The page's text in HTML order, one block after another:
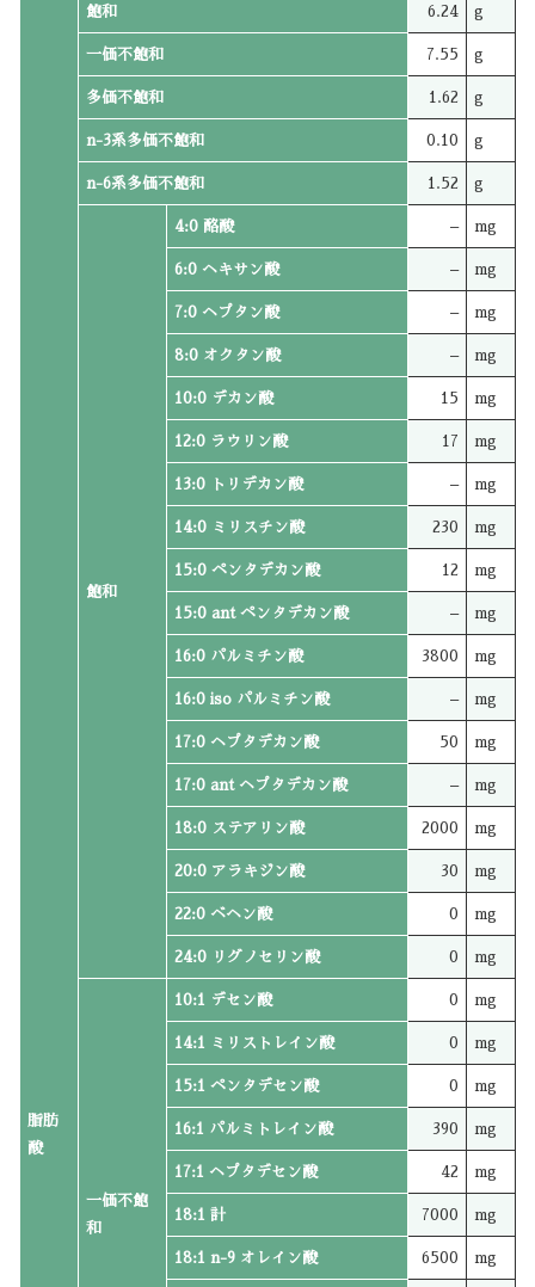
脂肪
酸
飽和 6.24 g
一価不飽和 7.55 g
多価不飽和 1.62 g
n-3系多価不飽和 0.10 g
n-6系多価不飽和 1.52 g
飽和
4:0 酪酸 – mg
6:0 ヘキサン酸 – mg
7:0 ヘプタン酸 – mg
8:0 オクタン酸 – mg
10:0 デカン酸 15 mg
12:0 ラウリン酸 17 mg
13:0 トリデカン酸 – mg
14:0 ミリスチン酸 230 mg
15:0 ペンタデカン酸 12 mg
15:0 ant ペンタデカン酸 – mg
16:0 パルミチン酸 3800 mg
16:0 iso パルミチン酸 – mg
17:0 ヘプタデカン酸 50 mg
17:0 ant ヘプタデカン酸 – mg
18:0 ステアリン酸 2000 mg
20:0 アラキジン酸 30 mg
22:0 ベヘン酸 0 mg
24:0 リグノセリン酸 0 mg
一価不飽
和
10:1 デセン酸 0 mg
14:1 ミリストレイン酸 0 mg
15:1 ペンタデセン酸 0 mg
16:1 パルミトレイン酸 390 mg
17:1 ヘプタデセン酸 42 mg
18:1 計 7000 mg
18:1 n-9 オレイン酸 6500 mg